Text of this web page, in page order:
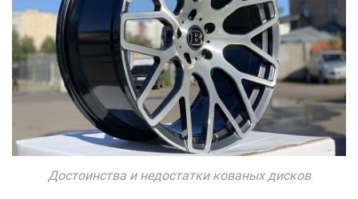
Достоинства и недостатки кованых дисков